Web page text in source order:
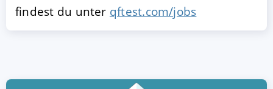
findest du unter qftest.com/jobs